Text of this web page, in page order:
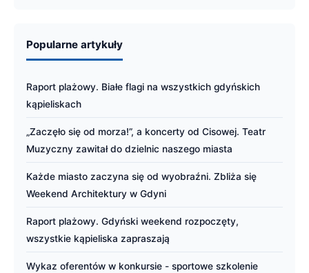
Popularne artykuły
Raport plażowy. Białe flagi na wszystkich gdyńskich
kąpieliskach
„Zaczęło się od morza!”, a koncerty od Cisowej. Teatr
Muzyczny zawitał do dzielnic naszego miasta
Każde miasto zaczyna się od wyobraźni. Zbliża się
Weekend Architektury w Gdyni
Raport plażowy. Gdyński weekend rozpoczęty,
wszystkie kąpieliska zapraszają
Wykaz oferentów w konkursie - sportowe szkolenie